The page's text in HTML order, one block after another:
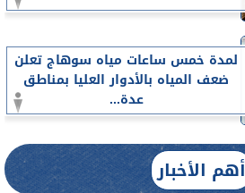
لمدة خمس ساعات مياه سوهاج تعلن
ضعف المياه بالأدوار العليا بمناطق
عدة...
أهم الأخبار